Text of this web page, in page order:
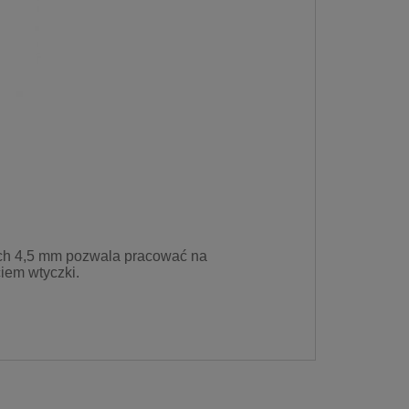
4,5 mm pozwala pracować na
wtyczki.